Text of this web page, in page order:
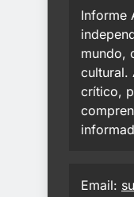
Informe
mundo,
cultural.
crítico,
Email: